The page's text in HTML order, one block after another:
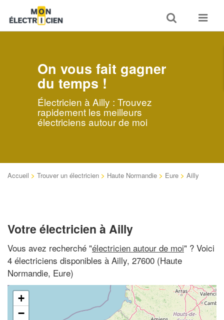
Toggle
search
Toggle
On vous fait gagner
du temps !
Électricien à Ailly : Trouvez
rapidement les meilleurs
électriciens autour de moi
Accueil > Trouver un électricien > Haute Normandie > Eure > Ailly
Votre électricien à Ailly
Vous avez recherché "électricien autour de moi" ? Voici
4 électriciens disponibles à Ailly, 27600 (Haute
Normandie, Eure)
+
−